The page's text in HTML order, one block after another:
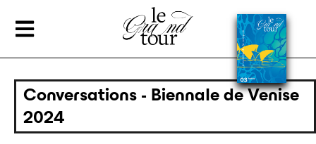
Conversations - Biennale de Venise
2024